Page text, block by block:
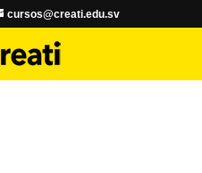
cursos@creati.edu.sv